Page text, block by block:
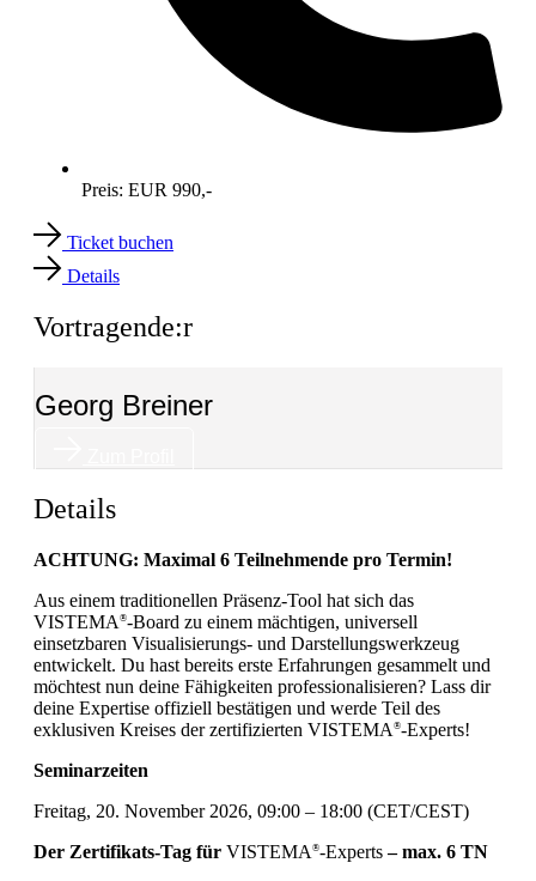
Preis: EUR 990,-
Ticket buchen
Details
Vortragende:r
Georg Breiner
Details
ACHTUNG: Maximal 6 Teilnehmende pro Termin!
Aus einem traditionellen Präsenz-Tool hat sich das
VISTEMA ®-Board zu einem mächtigen, universell
einsetzbaren Visualisierungs- und Darstellungswerkzeug
entwickelt. Du hast bereits erste Erfahrungen gesammelt und
möchtest nun deine Fähigkeiten professionalisieren? Lass dir
deine Expertise offiziell bestätigen und werde Teil des
exklusiven Kreises der zertifizierten VISTEMA ®-Experts!
Seminarzeiten
Freitag, 20. November 2026, 09:00 – 18:00 (CET/CEST)
Der Zertifikats-Tag für VISTEMA ®-Experts– max. 6 TN